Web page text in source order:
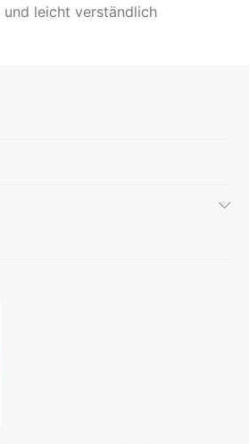
und leicht verständlich